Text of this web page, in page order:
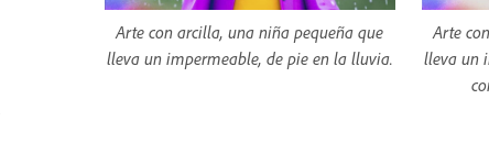
Arte con arcilla, una niña pequeña que
lleva un impermeable, de pie en la lluvia.
Arte
lleva un